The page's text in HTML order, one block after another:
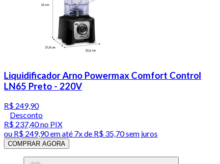
Liquidificador Arno Powermax Comfort Control
LN65 Preto - 220V
R$ 249,90
Desconto
R$ 237,40no PIX
ou R$ 249,90em até 7x de R$ 35,70 sem juros
COMPRAR AGORA